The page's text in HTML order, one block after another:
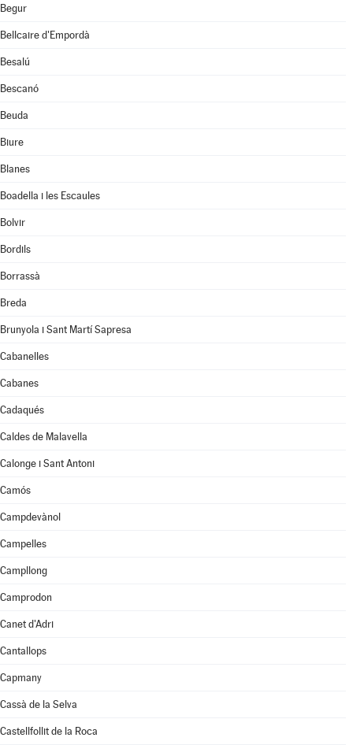
Begur
Bellcaire d'Empordà
Besalú
Bescanó
Beuda
Biure
Blanes
Boadella i les Escaules
Bolvir
Bordils
Borrassà
Breda
Brunyola i Sant Martí Sapresa
Cabanelles
Cabanes
Cadaqués
Caldes de Malavella
Calonge i Sant Antoni
Camós
Campdevànol
Campelles
Campllong
Camprodon
Canet d'Adri
Cantallops
Capmany
Cassà de la Selva
Castellfollit de la Roca